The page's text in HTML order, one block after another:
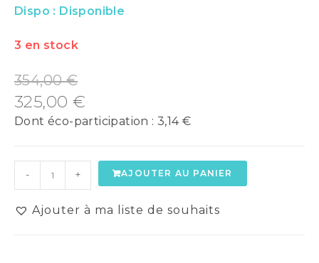
Dispo : Disponible
3 en stock
354,00€
325,00 €
Dont éco-participation : 3,14 €
- + AJOUTER AU PANIER
Ajouter à ma liste de souhaits